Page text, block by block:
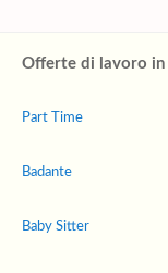
Offerte di lavoro in
Part Time
Badante
Baby Sitter